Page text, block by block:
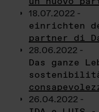
18.07.2022 -
einrichten
partner di
28.06.2022 -
Das ganze
26.04.2022 -